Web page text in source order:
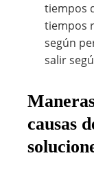
tiempos
tiempos
según
salir
causas